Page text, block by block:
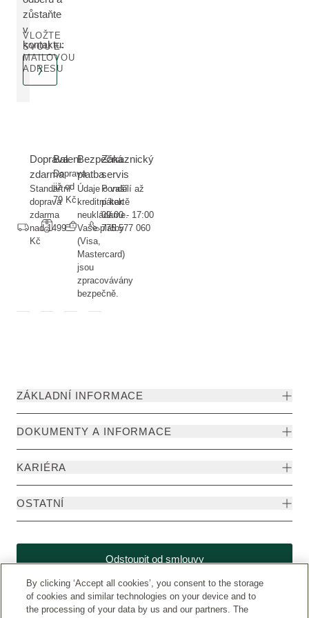
zůstaňte
v
kontaktu:
VLOŽTE
SVOU E-
MAILOVOU
ADRESU
Doprava
zdarma
Standartní
doprava
zdarma
nad 1499
Kč
Balení
Doprava
již od
79 Kč
Bezpečná
platba
Údaje o vaší
kreditní kartě
neukládáme.
Vaše platby
(Visa,
Mastercard)
jsou
zpracovávány
bezpečně.
Zákaznický
servis
Pondělí až
pátek
09:00 - 17:00
775 577 060
ZÁKLADNÍ INFORMACE
DOKUMENTY A INFORMACE
KARIÉRA
OSTATNÍ
Odstoupit od smlouvy
By clicking ‘Accept all cookies’, you consent to the storage
of cookies and similar technologies on your device and to
the processing of your data by us and our partners. The